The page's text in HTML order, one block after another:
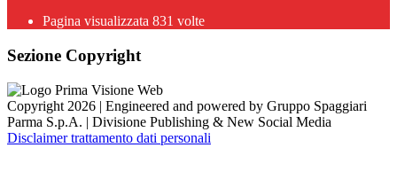
Pagina visualizzata 831 volte
Sezione Copyright
Copyright 2026 | Engineered and powered by Gruppo Spaggiari
Parma S.p.A. | Divisione Publishing & New Social Media
Disclaimer trattamento dati personali